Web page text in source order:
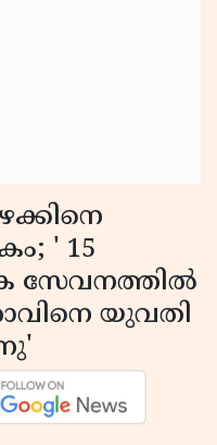
' 15
സേവനത്തില്‍
യുവതി